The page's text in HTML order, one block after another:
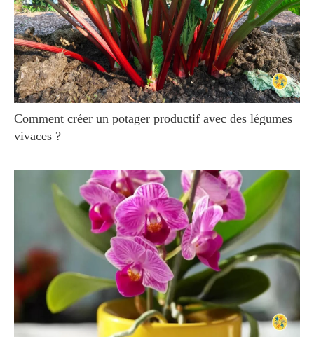
Comment créer un potager productif avec des légumes
vivaces ?